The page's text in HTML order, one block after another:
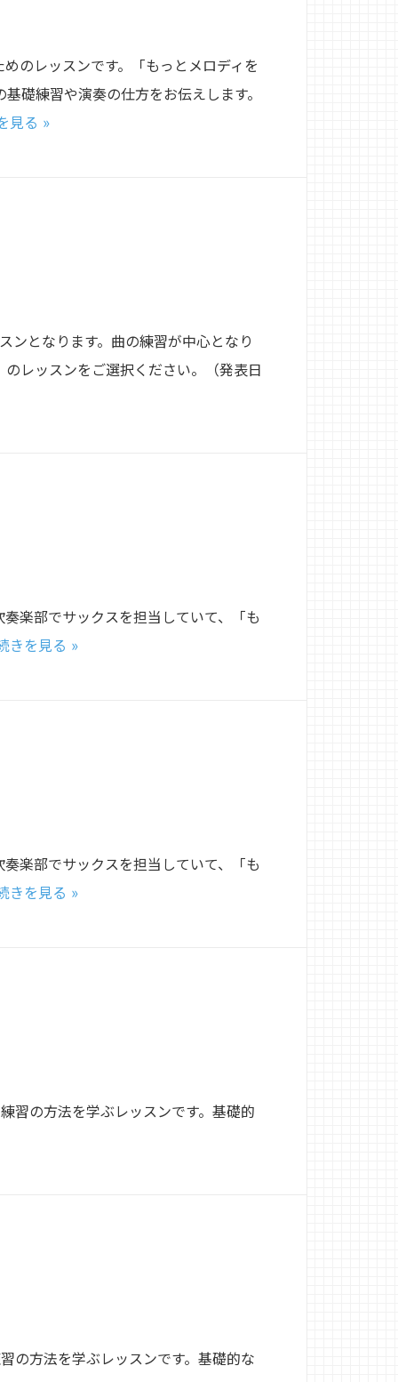
のレッスンです。「もっとメロディを
礎練習や演奏の仕方をお伝えします。
見る »
ンとなります。曲の練習が中心となり
レッスンをご選択ください。（発表日
楽部でサックスを担当していて、「も
きを見る »
楽部でサックスを担当していて、「も
きを見る »
習の方法を学ぶレッスンです。基礎的
の方法を学ぶレッスンです。基礎的な